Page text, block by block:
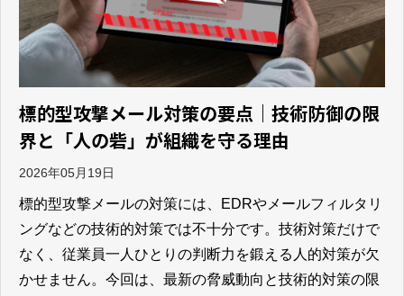
標的型攻撃メール対策の要点｜技術防御の限
界と「人の砦」が組織を守る理由
2026年05月19日
標的型攻撃メールの対策には、EDRやメールフィルタリ
ングなどの技術的対策では不十分です。技術対策だけで
なく、従業員一人ひとりの判断力を鍛える人的対策が欠
かせません。今回は、最新の脅威動向と技術的対策の限